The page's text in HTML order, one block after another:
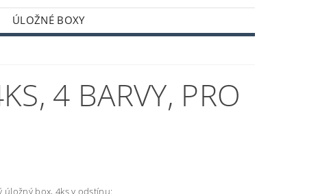
ÚLOŽNÉ BOXY
4 BARVY, PRO
úložný box, 4ks v odstínu: